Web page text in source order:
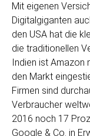
Mit eigenen
Digitalgiganten
den USA hat die
die traditionellen
Indien ist Amazon
den Markt
Firmen sind
Verbraucher
2016 noch 17
Google & Co. in